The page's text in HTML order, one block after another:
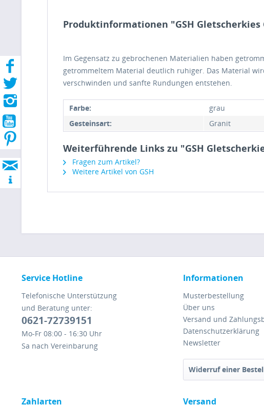
Produktinformationen "GSH Gletscherkies
Im Gegensatz zu gebrochenen Materialien haben
getrommeltem Material deutlich ruhiger. Das Material
verschwinden und sanfte Rundungen entstehen.
Farbe:
grau
Gesteinsart:
Granit
Weiterführende Links zu "GSH
Fragen zum Artikel?
Weitere Artikel von GSH
Service Hotline
Telefonische Unterstützung
und Beratung unter:
0621-72739151
Mo-Fr 08:00 - 16:30 Uhr
Sa nach Vereinbarung
Informationen
Musterbestellung
Über uns
Versand und
Datenschutzerklärung
Newsletter
Widerruf einer
Zahlarten Versand